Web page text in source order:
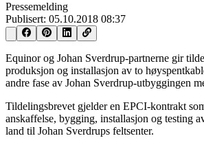
Pressemelding
Publisert: 05.10.2018 08:37
Equinor og Johan Sverdrup-partnerne gir
produksjon og installasjon av to
andre fase av Johan Sverdrup-utbyggingen
Tildelingsbrevet gjelder en EPCI-kontrakt
anskaffelse, bygging, installasjon og testing
land til Johan Sverdrups feltsenter.